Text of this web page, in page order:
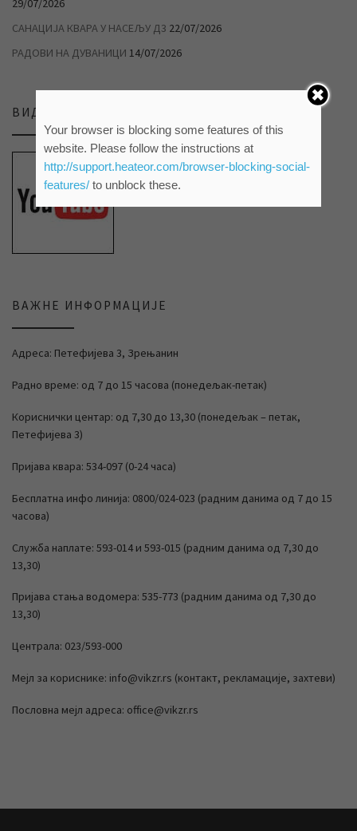
29/07/2026
САНАЦИЈА КВАРА У НАСЕЉУ Д3 22/07/2026
РАДОВИ НА ДУВАНИЦИ 14/07/2026
ВИДЕО ПРИЛОЗИ НА НАШЕМ ЈУТЈУБ КАНАЛУ
ВАЖНЕ ИНФОРМАЦИЈЕ
Адреса: Петефијева 3, Зрењанин
Радно време: од 7 до 15 часова (понедељак-петак)
Кориснички центар: од 7,30 до 13,30 (понедељак – петак,
Петефијева 3)
Пријава квара: 534-097 (0-24 часа)
Бесплатна инфо линија: 0800/024-023 (радним данима од 7 до 15
часова)
Служба наплате: 593-014 и 593-015 (радним данима од 7,30 до
13,30)
Пријава стања водомера: 535-773 (радним данима од 7,30 до
13,30)
Централа: 023/593-000
Мејл за кориснике: info@vikzr.rs (контакт, рекламације, захтеви)
Пословна мејл адреса: office@vikzr.rs
Your browser is blocking some features of this
website. Please follow the instructions at
http://support.heateor.com/browser-blocking-social-
features/to unblock these.